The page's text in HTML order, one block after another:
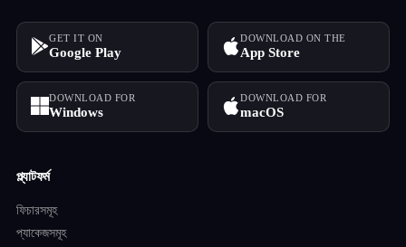
GET IT ON
Google Play
DOWNLOAD ON THE
App Store
DOWNLOAD FOR
Windows
DOWNLOAD FOR
macOS
প্ল্যাটফর্ম
ফিচারসমূহ
প্যাকেজসমূহ